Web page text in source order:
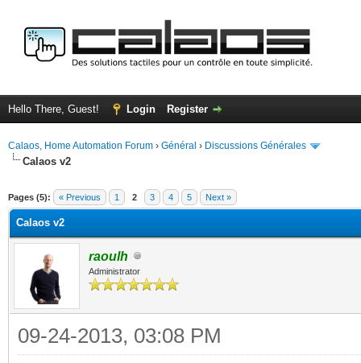
Hello There, Guest! Login Register
Calaos, Home Automation Forum › Général › Discussions Générales
Calaos v2
Pages (5): « Previous 1 2 3 4 5 Next »
Calaos v2
raoulh
Administrator
09-24-2013, 03:08 PM